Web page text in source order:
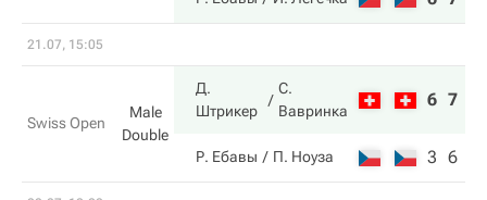
21.07, 15:05
Swiss Open
Male
Double
Д.
Штрикер
С.
Вавринка
6 7
Р. Ебавы П. Ноуза 3 6